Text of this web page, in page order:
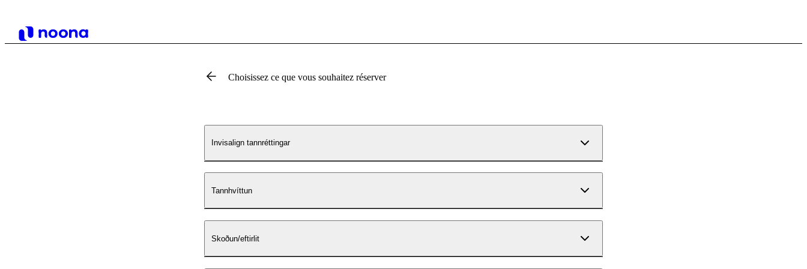
Choisissez ce que vous souhaitez réserver
Invisalign tannréttingar
Tannhvíttun
Skoðun/eftirlit